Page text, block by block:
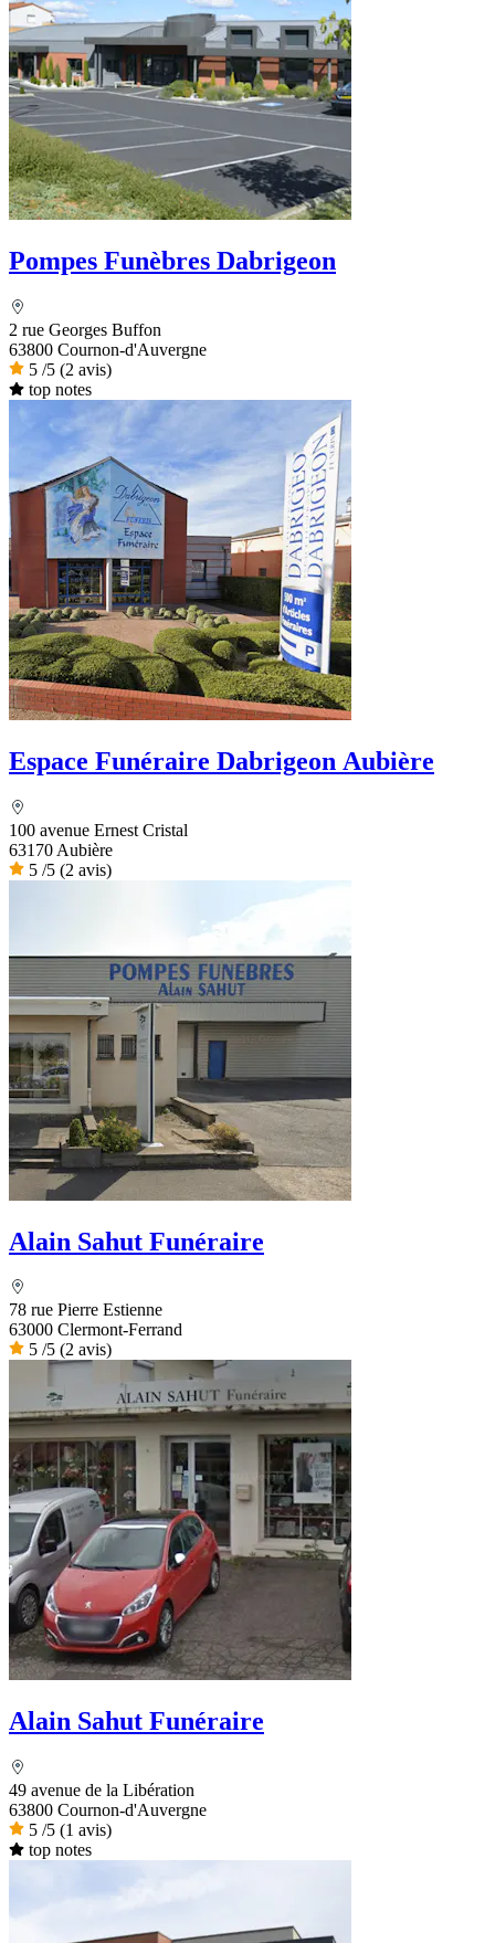
Pompes Funèbres Dabrigeon
2 rue Georges Buffon
63800 Cournon-d'Auvergne
5 /5 (2 avis)
top notes
Espace Funéraire Dabrigeon Aubière
100 avenue Ernest Cristal
63170 Aubière
5 /5 (2 avis)
Alain Sahut Funéraire
78 rue Pierre Estienne
63000 Clermont-Ferrand
5 /5 (2 avis)
Alain Sahut Funéraire
49 avenue de la Libération
63800 Cournon-d'Auvergne
5 /5 (1 avis)
top notes